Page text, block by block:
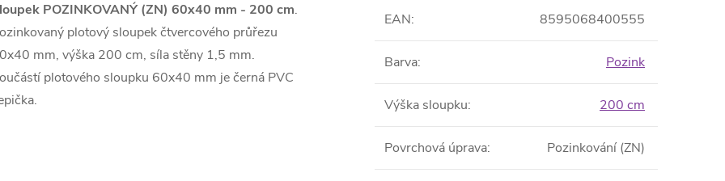
POZINKOVANÝ (ZN) 60x40 mm - 200 cm.
plotový sloupek čtvercového průřezu
mm, výška 200 cm, síla stěny 1,5 mm.
plotového sloupku 60x40 mm je černá PVC
EAN: 8595068400555
Barva: Pozink
Výška sloupku: 200 cm
Povrchová úprava: Pozinkování (ZN)